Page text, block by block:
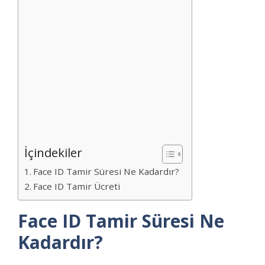
İçindekiler
Face ID Tamir Süresi Ne Kadardır?
Face ID Tamir Ücreti
Face ID Tamir Süresi Ne
Kadardır?